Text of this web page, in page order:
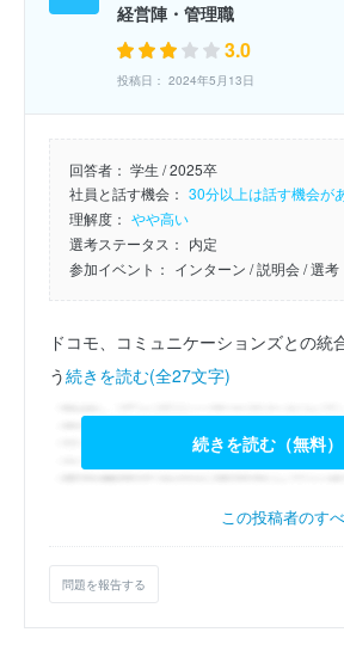
経営陣・管理職
3.0
投稿日： 2024年5月13日
回答者： 学生 / 2025卒
社員と話す機会： 30分以上は話す機会が
理解度： やや高い
選考ステータス： 内定
参加イベント： インターン / 説明会/ 選考
ドコモ、コミュニケーションズとの統
う続きを読む(全27文字)
続きを読む（無料）
この投稿者のす
問題を報告する